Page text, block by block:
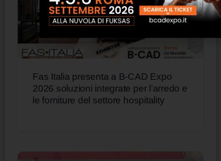
Fas Italia presenta a B-CAD Expo
2026 soluzioni integrate per l’arredo e
le forniture del settore hospitality